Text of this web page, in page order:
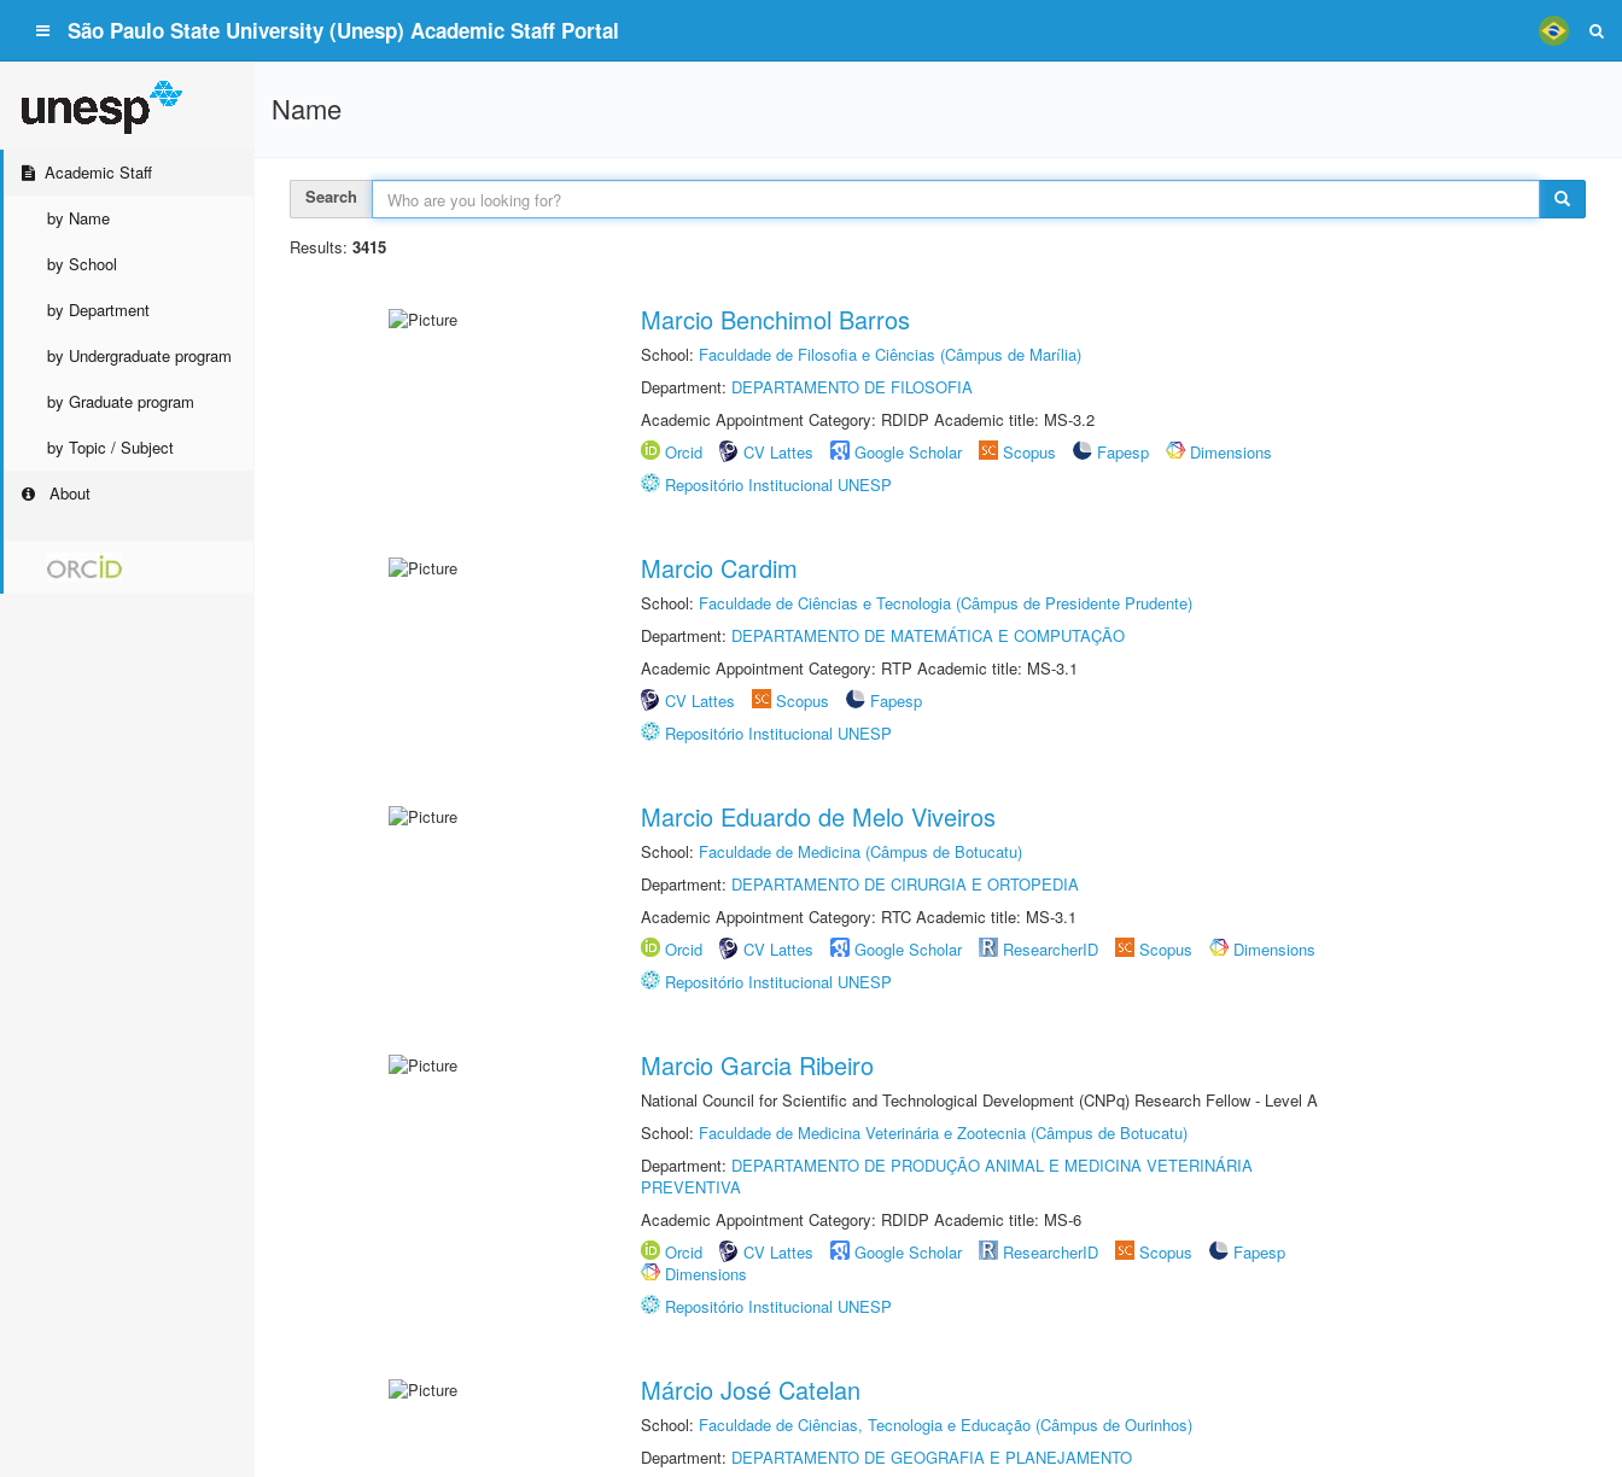
São Paulo State University (Unesp) Academic Staff Portal
Academic Staff
by Name
by School
by Department
by Undergraduate program
by Graduate program
by Topic / Subject
About
Name
Search
Results: 3415
Marcio Benchimol Barros
School: Faculdade de Filosofia e Ciências (Câmpus de Marília)
Department: DEPARTAMENTO DE FILOSOFIA
Academic Appointment Category: RDIDP Academic title: MS-3.2
Orcid
CV Lattes Google Scholar Scopus Fapesp
Dimensions
Repositório Institucional UNESP
Marcio Cardim
School: Faculdade de Ciências e Tecnologia (Câmpus de Presidente Prudente)
Department: DEPARTAMENTO DE MATEMÁTICA E COMPUTAÇÃO
Academic Appointment Category: RTP Academic title: MS-3.1
CV Lattes
Scopus
Fapesp
Repositório Institucional UNESP
Marcio Eduardo de Melo Viveiros
School: Faculdade de Medicina (Câmpus de Botucatu)
Department: DEPARTAMENTO DE CIRURGIA E ORTOPEDIA
Academic Appointment Category: RTC Academic title: MS-3.1
Orcid
CV Lattes Google Scholar ResearcherID Scopus
Dimensions
Repositório Institucional UNESP
Marcio Garcia Ribeiro
National Council for Scientific and Technological Development (CNPq) Research Fellow - Level A
School: Faculdade de Medicina Veterinária e Zootecnia (Câmpus de Botucatu)
Department: DEPARTAMENTO DE PRODUÇÃO ANIMAL E MEDICINA VETERINÁRIA
PREVENTIVA
Academic Appointment Category: RDIDP Academic title: MS-6
Orcid
CV Lattes Google Scholar ResearcherID Scopus
Fapesp
Dimensions
Repositório Institucional UNESP
Márcio José Catelan
School: Faculdade de Ciências, Tecnologia e Educação (Câmpus de Ourinhos)
Department: DEPARTAMENTO DE GEOGRAFIA E PLANEJAMENTO